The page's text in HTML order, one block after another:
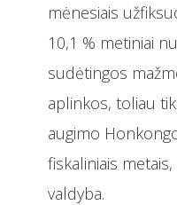
mėnesiais
10,1 % metiniai
sudėtingos
aplinkos, toliau
augimo
fiskaliniais
valdyba.